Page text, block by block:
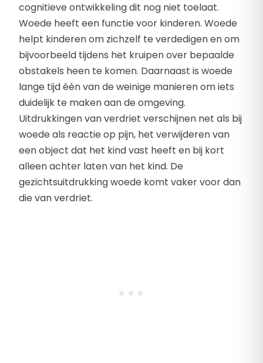
cognitieve ontwikkeling dit nog niet toelaat.
Woede heeft een functie voor kinderen. Woede
helpt kinderen om zichzelf te verdedigen en om
bijvoorbeeld tijdens het kruipen over bepaalde
obstakels heen te komen. Daarnaast is woede
lange tijd één van de weinige manieren om iets
duidelijk te maken aan de omgeving.
Uitdrukkingen van verdriet verschijnen net als bij
woede als reactie op pijn, het verwijderen van
een object dat het kind vast heeft en bij kort
alleen achter laten van het kind. De
gezichtsuitdrukking woede komt vaker voor dan
die van verdriet.